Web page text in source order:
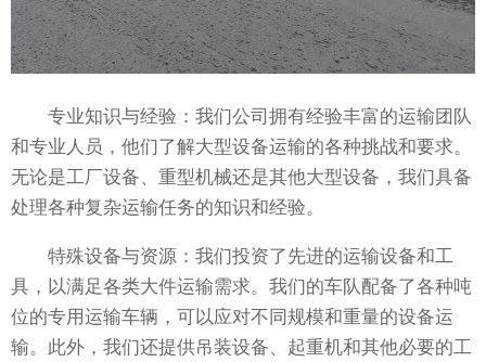
专业知识与经验：我们公司拥有经验丰富的运输团队
和专业人员，他们了解大型设备运输的各种挑战和要求。
无论是工厂设备、重型机械还是其他大型设备，我们具备
处理各种复杂运输任务的知识和经验。
特殊设备与资源：我们投资了先进的运输设备和工
具，以满足各类大件运输需求。我们的车队配备了各种吨
位的专用运输车辆，可以应对不同规模和重量的设备运
输。此外，我们还提供吊装设备、起重机和其他必要的工